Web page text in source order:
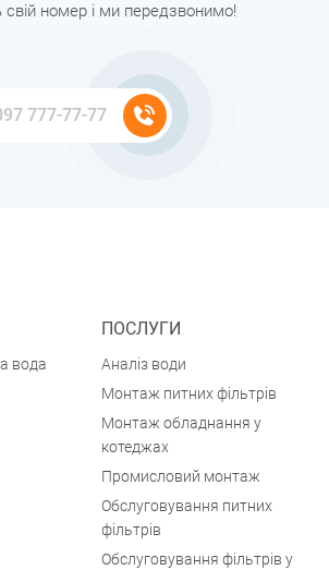
свій номер і ми передзвонимо!
вода
ПОСЛУГИ
Аналіз води
Монтаж питних фільтрів
Монтаж обладнання у
котеджах
Промисловий монтаж
Обслуговування питних
фільтрів
Обслуговування фільтрів у